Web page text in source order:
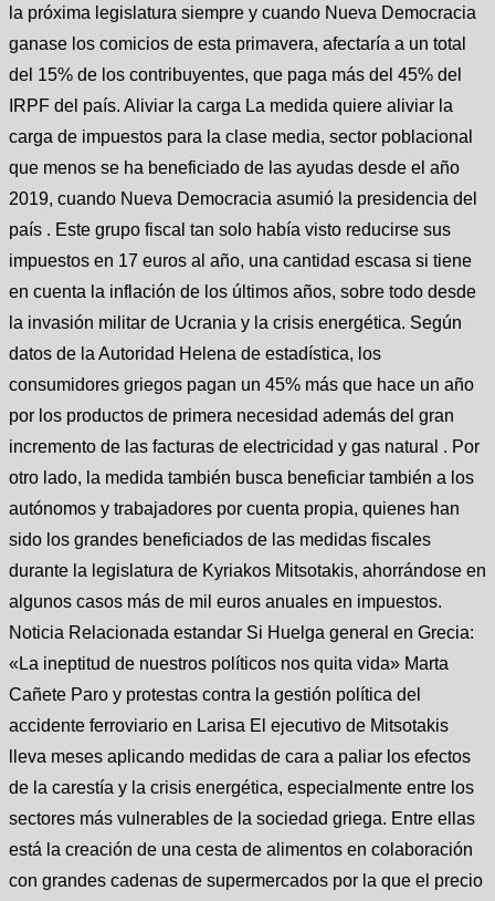
la próxima legislatura siempre y cuando Nueva Democracia
ganase los comicios de esta primavera, afectaría a un total
del 15% de los contribuyentes, que paga más del 45% del
IRPF del país. Aliviar la carga La medida quiere aliviar la
carga de impuestos para la clase media, sector poblacional
que menos se ha beneficiado de las ayudas desde el año
2019, cuando Nueva Democracia asumió la presidencia del
país . Este grupo fiscal tan solo había visto reducirse sus
impuestos en 17 euros al año, una cantidad escasa si tiene
en cuenta la inflación de los últimos años, sobre todo desde
la invasión militar de Ucrania y la crisis energética. Según
datos de la Autoridad Helena de estadística, los
consumidores griegos pagan un 45% más que hace un año
por los productos de primera necesidad además del gran
incremento de las facturas de electricidad y gas natural . Por
otro lado, la medida también busca beneficiar también a los
autónomos y trabajadores por cuenta propia, quienes han
sido los grandes beneficiados de las medidas fiscales
durante la legislatura de Kyriakos Mitsotakis, ahorrándose en
algunos casos más de mil euros anuales en impuestos.
Noticia Relacionada estandar Si Huelga general en Grecia:
«La ineptitud de nuestros políticos nos quita vida» Marta
Cañete Paro y protestas contra la gestión política del
accidente ferroviario en Larisa El ejecutivo de Mitsotakis
lleva meses aplicando medidas de cara a paliar los efectos
de la carestía y la crisis energética, especialmente entre los
sectores más vulnerables de la sociedad griega. Entre ellas
está la creación de una cesta de alimentos en colaboración
con grandes cadenas de supermercados por la que el precio